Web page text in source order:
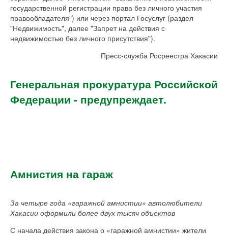
государственной регистрации права без личного участия
правообладателя") или через портал Госуслуг (раздел
"Недвижимость", далее "Запрет на действия с
недвижимостью без личного присутствия").
Пресс-служба Росреестра Хакасии
Генеральная прокуратура Российской
Федерации - предупреждает.
Амнистия на гараж
За четыре года «гаражной амнистии» автолюбители
Хакасии оформили более двух тысяч объектов
С начала действия закона о «гаражной амнистии» жители